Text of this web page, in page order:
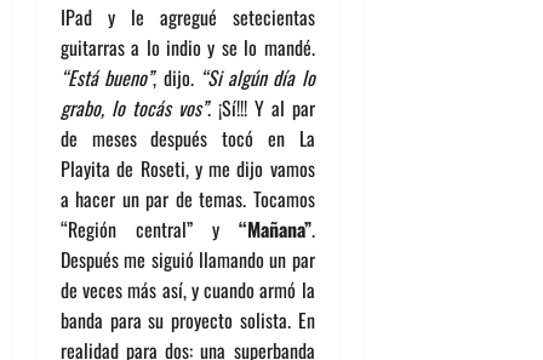
IPad y le agregué setecientas
guitarras a lo indio y se lo mandé.
“Está bueno”, dijo. “Si algún día lo
grabo, lo tocás vos”. ¡Sí!!! Y al par
de meses después tocó en La
Playita de Roseti, y me dijo vamos
a hacer un par de temas. Tocamos
“Región central” y “Mañana”.
Después me siguió llamando un par
de veces más así, y cuando armó la
banda para su proyecto solista. En
realidad para dos: una superbanda